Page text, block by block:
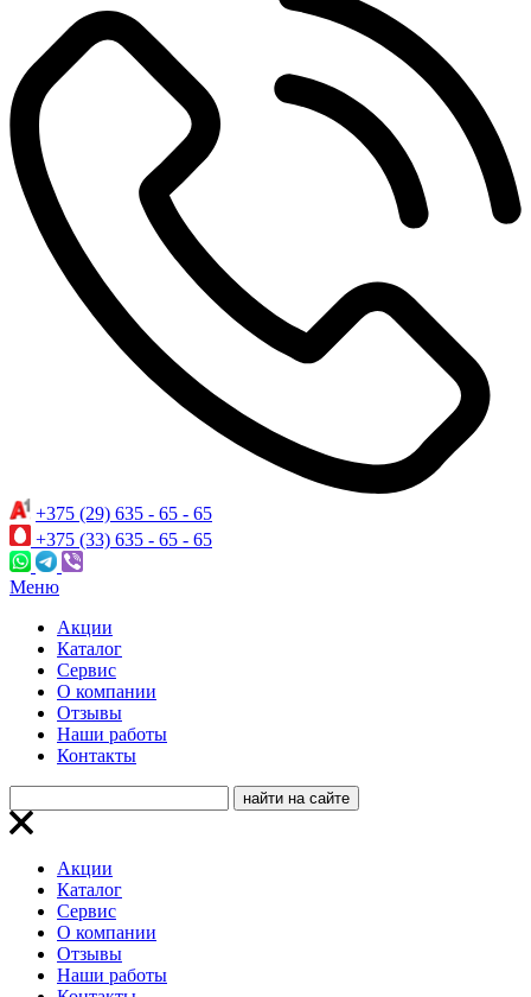
+375 (29) 635 - 65 - 65
+375 (33) 635 - 65 - 65
Меню
Акции
Каталог
Сервис
О компании
Отзывы
Наши работы
Контакты
Акции
Каталог
Сервис
О компании
Отзывы
Наши работы